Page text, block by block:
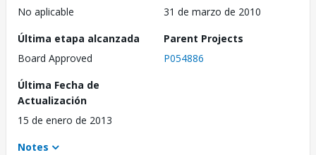
No aplicable
31 de marzo de 2010
Última etapa alcanzada
Board Approved
Parent Projects
P054886
Última Fecha de
Actualización
15 de enero de 2013
Notes